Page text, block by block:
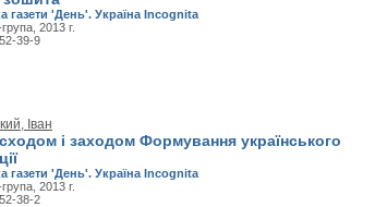
газети 'День'. Україна Incognita
2013 г.
39-9
Іван
і заходом Формування українського
газети 'День'. Україна Incognita
2013 г.
38-2